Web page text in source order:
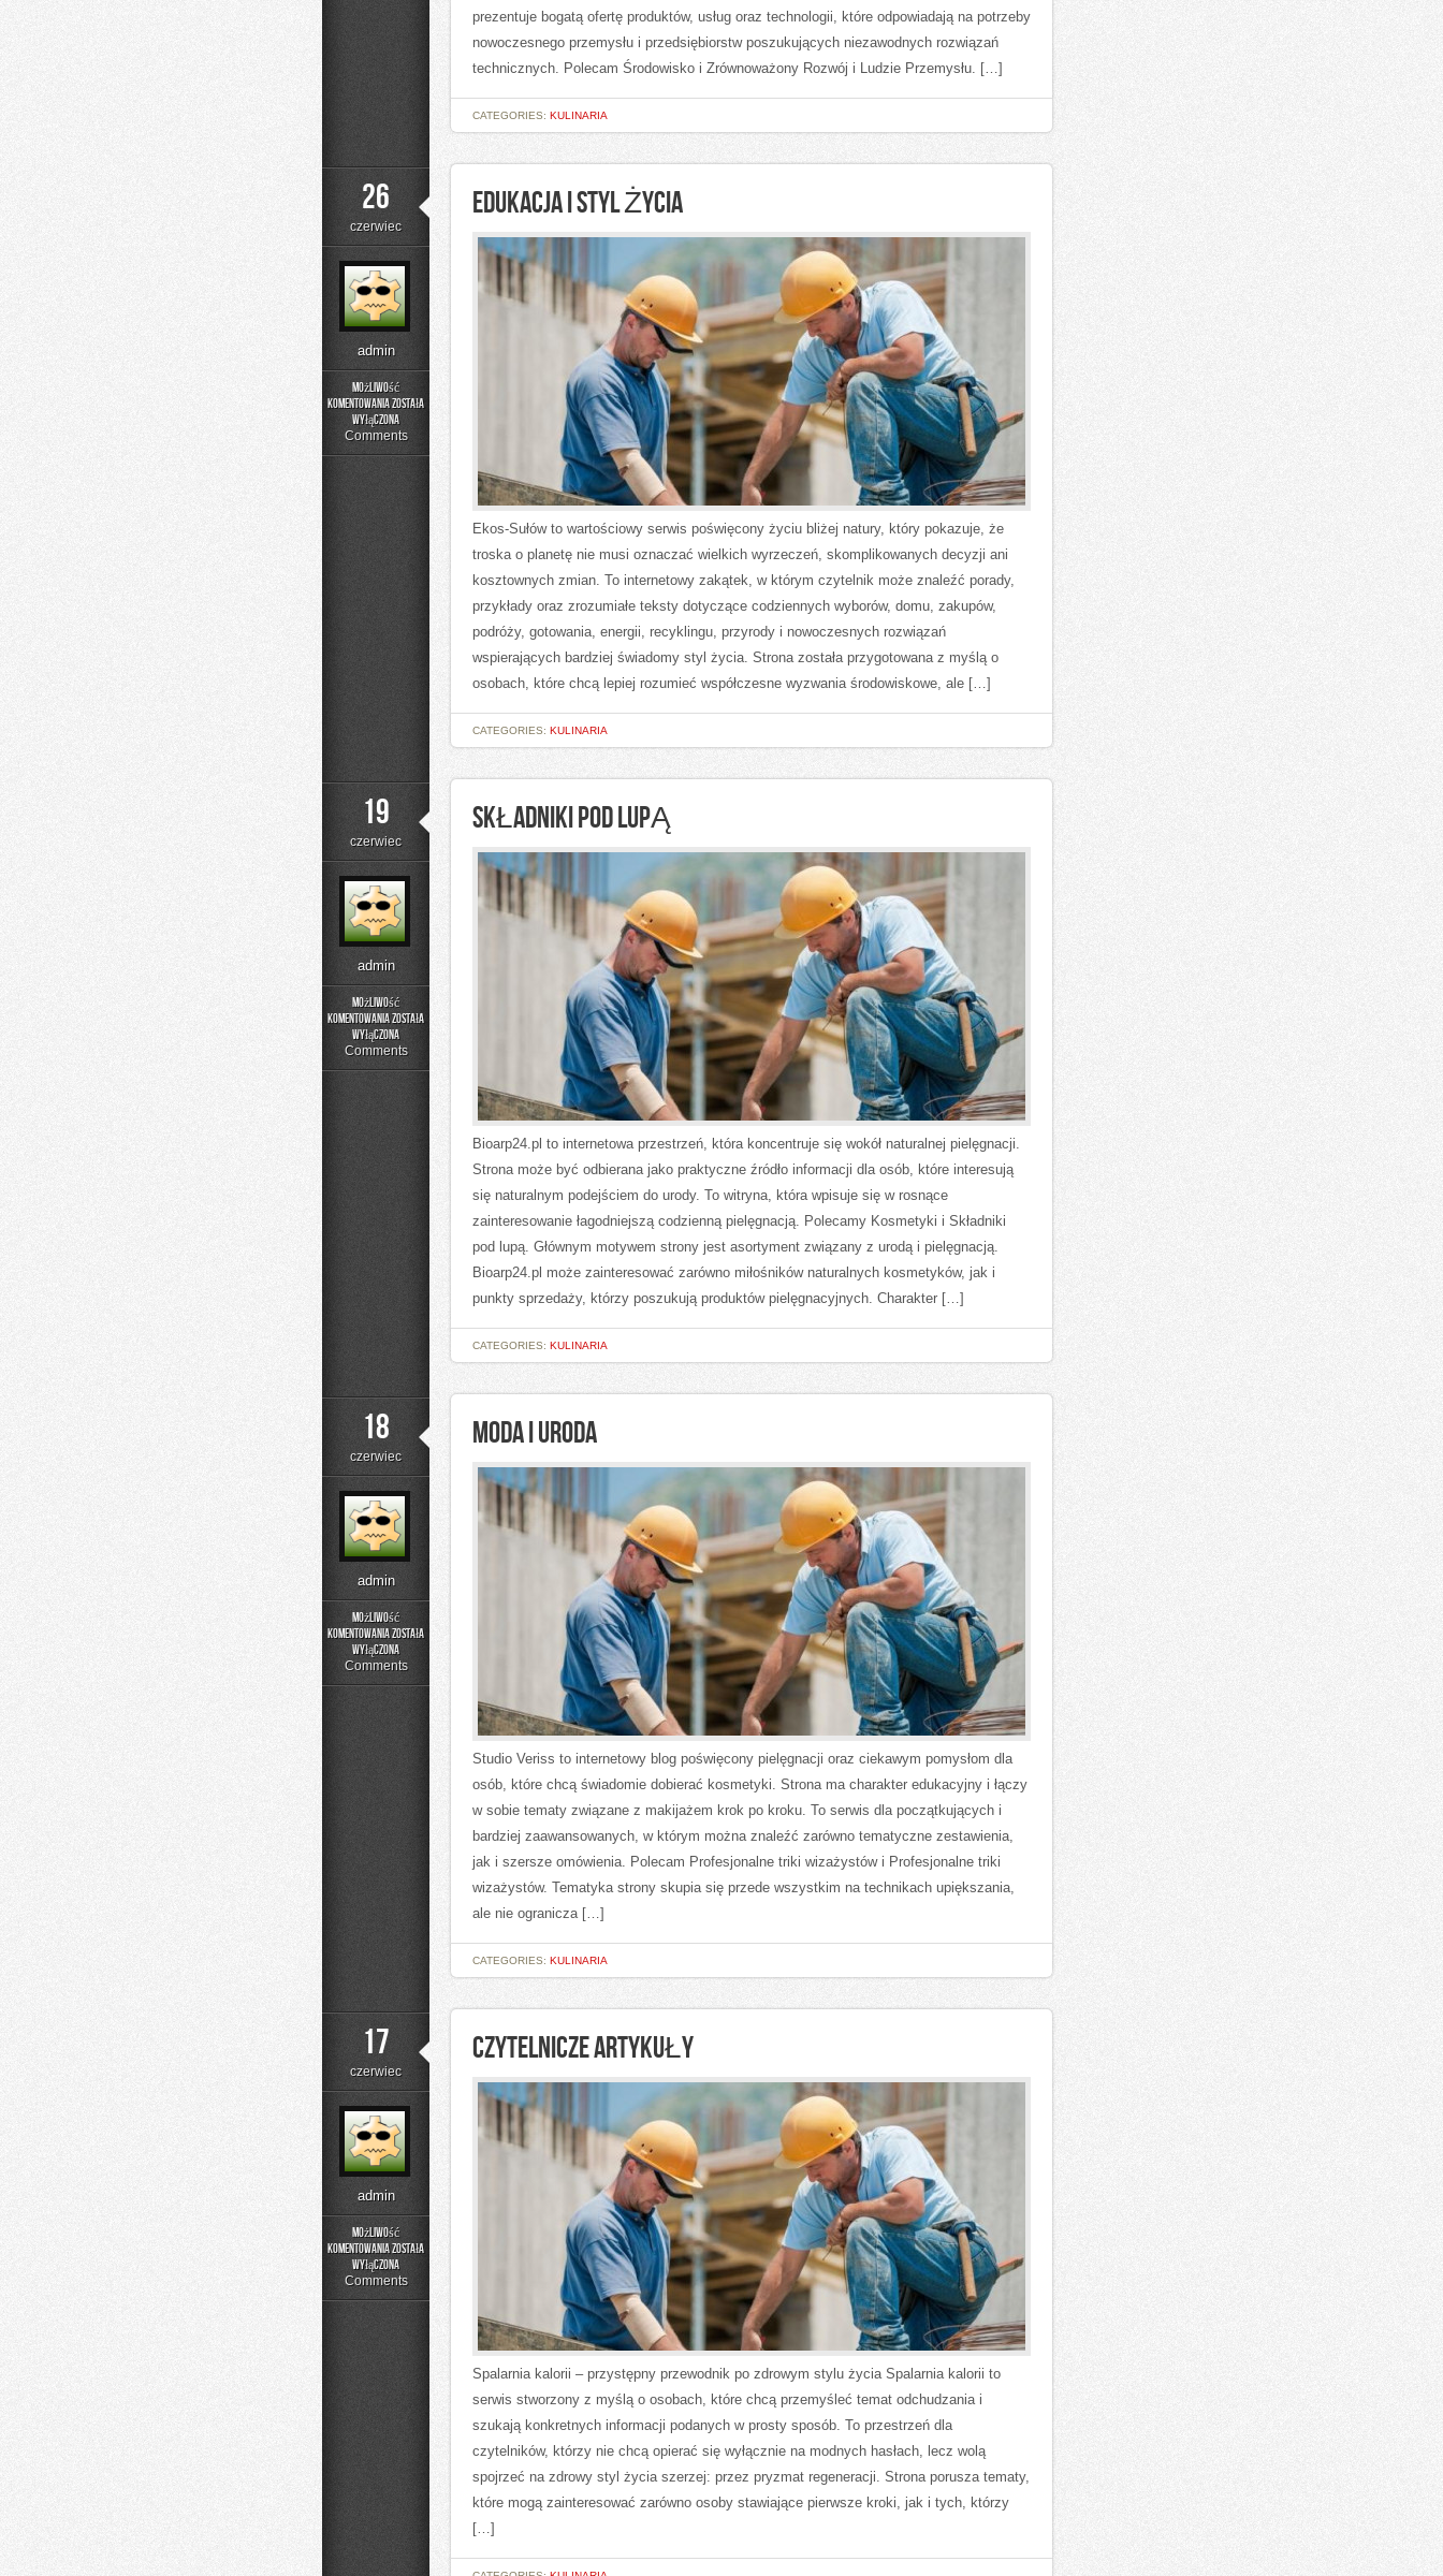
prezentuje bogatą ofertę produktów, usług oraz technologii, które odpowiadają na potrzeby
nowoczesnego przemysłu i przedsiębiorstw poszukujących niezawodnych rozwiązań
technicznych. Polecam Środowisko i Zrównoważony Rozwój i Ludzie Przemysłu. […]
CATEGORIES: KULINARIA
26
czerwiec
admin
Możliwość
komentowania
Edukacja
Styl
została
wyłączona
Comments
EDUKACJA I STYL ŻYCIA
Ekos-Sułów to wartościowy serwis poświęcony życiu bliżej natury, który pokazuje, że
troska o planetę nie musi oznaczać wielkich wyrzeczeń, skomplikowanych decyzji ani
kosztownych zmian. To internetowy zakątek, w którym czytelnik może znaleźć porady,
przykłady oraz zrozumiałe teksty dotyczące codziennych wyborów, domu, zakupów,
podróży, gotowania, energii, recyklingu, przyrody i nowoczesnych rozwiązań
wspierających bardziej świadomy styl życia. Strona została przygotowana z myślą o
osobach, które chcą lepiej rozumieć współczesne wyzwania środowiskowe, ale […]
CATEGORIES: KULINARIA
19
czerwiec
admin
Możliwość
komentowania
Składniki
lupą
została
wyłączona
Comments
SKŁADNIKI POD LUPĄ
Bioarp24.pl to internetowa przestrzeń, która koncentruje się wokół naturalnej pielęgnacji.
Strona może być odbierana jako praktyczne źródło informacji dla osób, które interesują
się naturalnym podejściem do urody. To witryna, która wpisuje się w rosnące
zainteresowanie łagodniejszą codzienną pielęgnacją. Polecamy Kosmetyki i Składniki
pod lupą. Głównym motywem strony jest asortyment związany z urodą i pielęgnacją.
Bioarp24.pl może zainteresować zarówno miłośników naturalnych kosmetyków, jak i
punkty sprzedaży, którzy poszukują produktów pielęgnacyjnych. Charakter […]
CATEGORIES: KULINARIA
18
czerwiec
admin
Możliwość
komentowania
Uroda
została
wyłączona
Comments
MODA I URODA
Studio Veriss to internetowy blog poświęcony pielęgnacji oraz ciekawym pomysłom dla
osób, które chcą świadomie dobierać kosmetyki. Strona ma charakter edukacyjny i łączy
w sobie tematy związane z makijażem krok po kroku. To serwis dla początkujących i
bardziej zaawansowanych, w którym można znaleźć zarówno tematyczne zestawienia,
jak i szersze omówienia. Polecam Profesjonalne triki wizażystów i Profesjonalne triki
wizażystów. Tematyka strony skupia się przede wszystkim na technikach upiększania,
ale nie ogranicza […]
CATEGORIES: KULINARIA
17
czerwiec
admin
Możliwość
komentowania
Czytelnicze
Artykuły
została
wyłączona
Comments
CZYTELNICZE ARTYKUŁY
Spalarnia kalorii – przystępny przewodnik po zdrowym stylu życia Spalarnia kalorii to
serwis stworzony z myślą o osobach, które chcą przemyśleć temat odchudzania i
szukają konkretnych informacji podanych w prosty sposób. To przestrzeń dla
czytelników, którzy nie chcą opierać się wyłącznie na modnych hasłach, lecz wolą
spojrzeć na zdrowy styl życia szerzej: przez pryzmat regeneracji. Strona porusza tematy,
które mogą zainteresować zarówno osoby stawiające pierwsze kroki, jak i tych, którzy
[…]